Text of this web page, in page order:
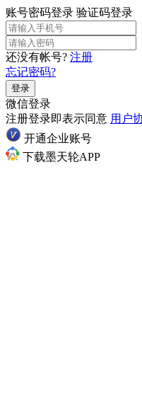
账号密码登录 验证码登录
还没有帐号? 注册
忘记密码?
登录
微信登录
注册登录即表示同意 用户
开通企业账号
下载墨天轮APP